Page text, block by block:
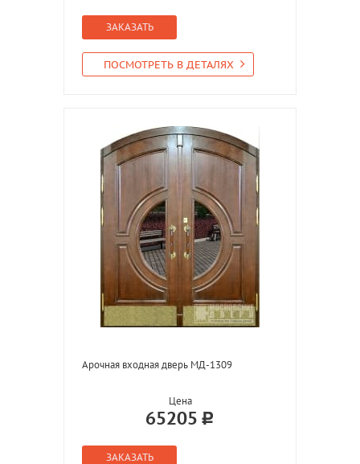
ЗАКАЗАТЬ
ПОСМОТРЕТЬ В ДЕТАЛЯХ
Арочная входная дверь МД-1309
Цена
65205
ЗАКАЗАТЬ